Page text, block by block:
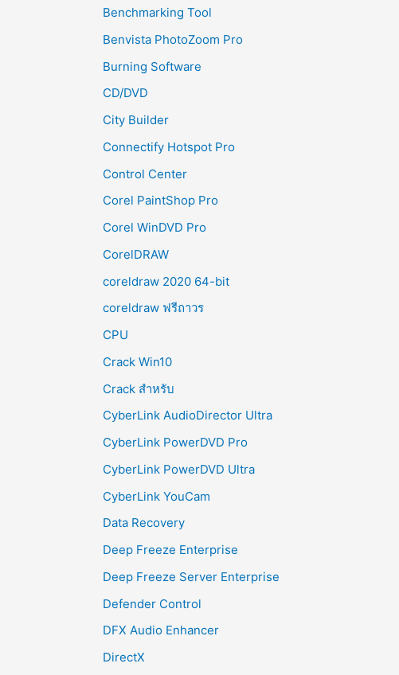
Benchmarking Tool
Benvista PhotoZoom Pro
Burning Software
CD/DVD
City Builder
Connectify Hotspot Pro
Control Center
Corel PaintShop Pro
Corel WinDVD Pro
CorelDRAW
coreldraw 2020 64-bit
coreldraw ฟรีถาวร
CPU
Crack Win10
Crack สำหรับ
CyberLink AudioDirector Ultra
CyberLink PowerDVD Pro
CyberLink PowerDVD Ultra
CyberLink YouCam
Data Recovery
Deep Freeze Enterprise
Deep Freeze Server Enterprise
Defender Control
DFX Audio Enhancer
DirectX